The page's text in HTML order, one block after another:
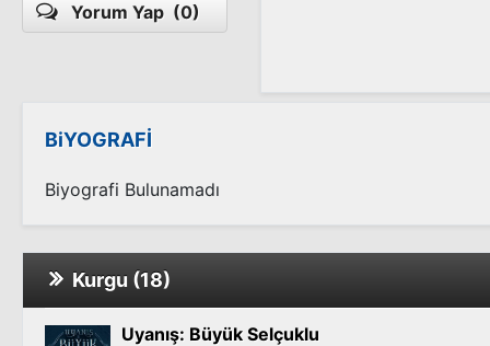
Yorum Yap (0)
BiYOGRAFİ
Biyografi Bulunamadı
Kurgu (18)
Uyanış: Büyük Selçuklu